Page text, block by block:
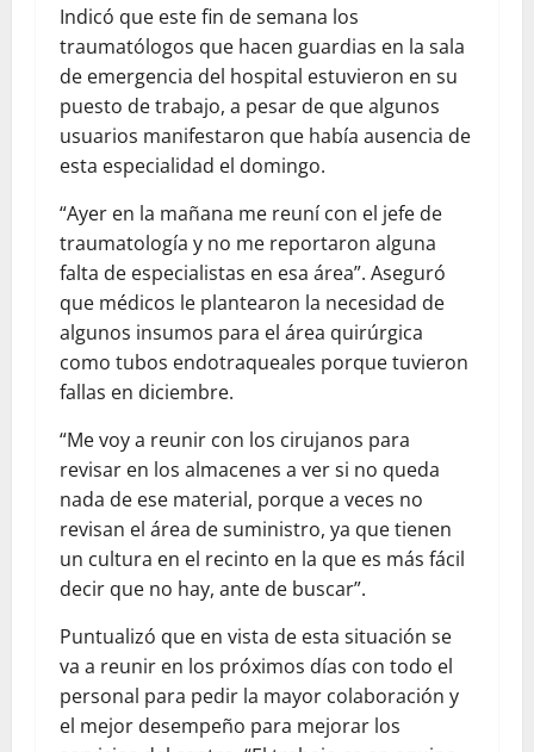
Indicó que este fin de semana los
traumatólogos que hacen guardias en la sala
de emergencia del hospital estuvieron en su
puesto de trabajo, a pesar de que algunos
usuarios manifestaron que había ausencia de
esta especialidad el domingo.
“Ayer en la mañana me reuní con el jefe de
traumatología y no me reportaron alguna
falta de especialistas en esa área”. Aseguró
que médicos le plantearon la necesidad de
algunos insumos para el área quirúrgica
como tubos endotraqueales porque tuvieron
fallas en diciembre.
“Me voy a reunir con los cirujanos para
revisar en los almacenes a ver si no queda
nada de ese material, porque a veces no
revisan el área de suministro, ya que tienen
un cultura en el recinto en la que es más fácil
decir que no hay, ante de buscar”.
Puntualizó que en vista de esta situación se
va a reunir en los próximos días con todo el
personal para pedir la mayor colaboración y
el mejor desempeño para mejorar los